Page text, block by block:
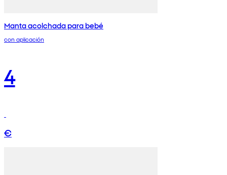
Manta acolchada para bebé
con aplicación
4
€